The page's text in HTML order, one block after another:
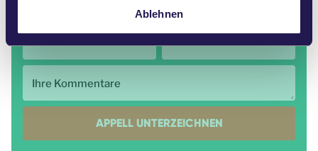
Ablehnen
Land* PLZ
Ihre Kommentare
APPELL UNTERZEICHNEN